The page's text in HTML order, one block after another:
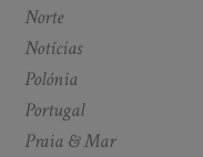
Norte
Notícias
Polónia
Portugal
Praia & Mar